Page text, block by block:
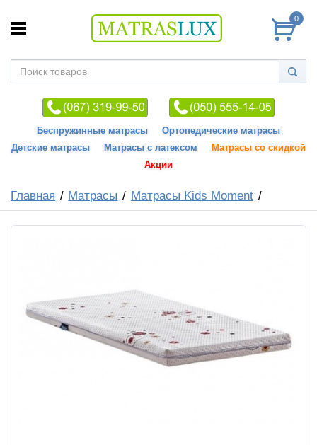
0
Беспружинные матрасы
Ортопедические матрасы
Детские матрасы
Матрасы с латексом
Матрасы со скидкой
Акции
Главная Матрасы Матрасы Kids Moment